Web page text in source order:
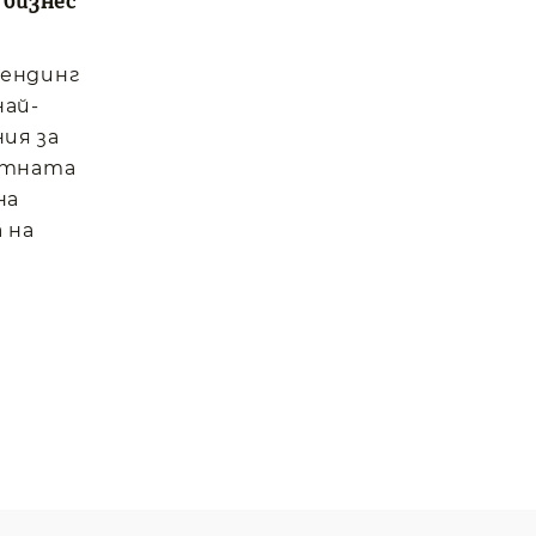
за
на